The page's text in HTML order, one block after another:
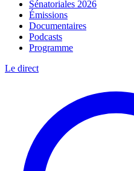
Sénatoriales 2026
Émissions
Documentaires
Podcasts
Programme
Le direct